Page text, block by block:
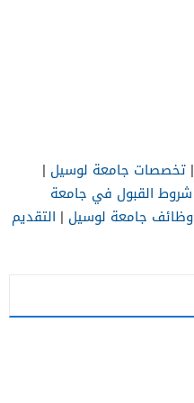
| تخصصات جامعة لوسيل |
شروط القبول في جامعة
وظائف جامعة لوسيل | التقديم